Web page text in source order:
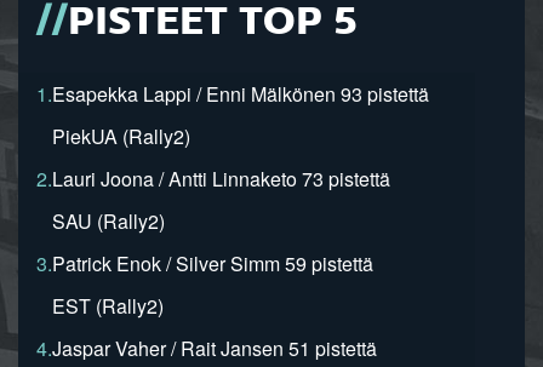
PISTEET TOP 5
1.Esapekka Lappi / Enni Mälkönen 93 pistettä
PiekUA (Rally2)
2.Lauri Joona / Antti Linnaketo 73 pistettä
SAU (Rally2)
3.Patrick Enok / Silver Simm 59 pistettä
EST (Rally2)
4.Jaspar Vaher / Rait Jansen 51 pistettä